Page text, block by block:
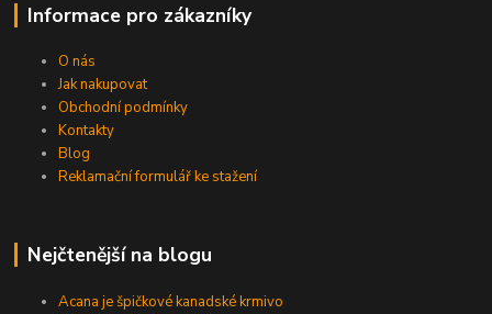
Informace pro zákazníky
O nás
Jak nakupovat
Obchodní podmínky
Kontakty
Blog
Reklamační formulář ke stažení
Nejčtenější na blogu
Acana je špičkové kanadské krmivo